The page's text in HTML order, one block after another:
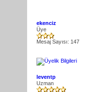
ekenciz
Üye
Mesaj Sayısı: 147
leventp
Uzman